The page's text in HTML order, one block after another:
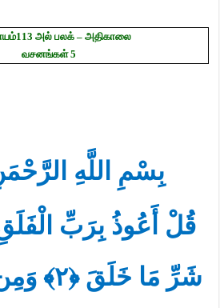
113 அல் பலக் – அதிகாலை
வசனங்கள்5
بِسْمِ اللَّهِ
قُلْ أَعُوذُ بِرَبِّ
شَرِّ مَا خَلَقَ﴿٢﴾